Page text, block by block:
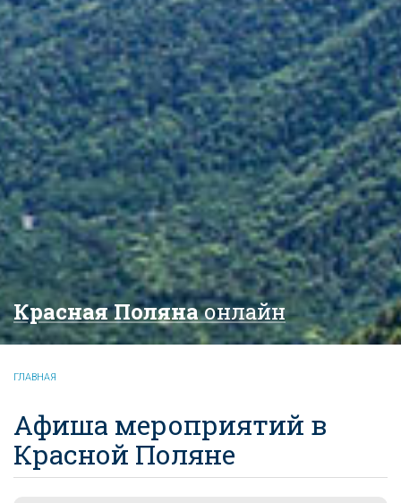
Красная Полянаонлайн
ГЛАВНАЯ
Афиша мероприятий в
Красной Поляне